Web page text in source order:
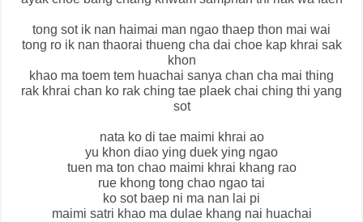
tong sot ik nan haimai man ngao thaep thon mai wai
tong ro ik nan thaorai thueng cha dai choe kap khrai sak
khon
khao ma toem tem huachai sanya chan cha mai thing
rak khrai chan ko rak ching tae plaek chai ching thi yang
sot
nata ko di tae maimi khrai ao
yu khon diao ying duek ying ngao
tuen ma ton chao maimi khrai khang rao
rue khong tong chao ngao tai
ko sot baep ni ma nan lai pi
maimi satri khao ma dulae khang nai huachai